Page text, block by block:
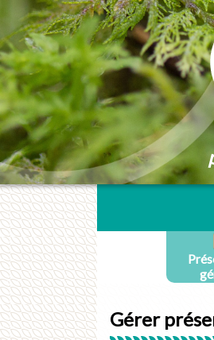
Gérer
Panneau de gestion des cookies